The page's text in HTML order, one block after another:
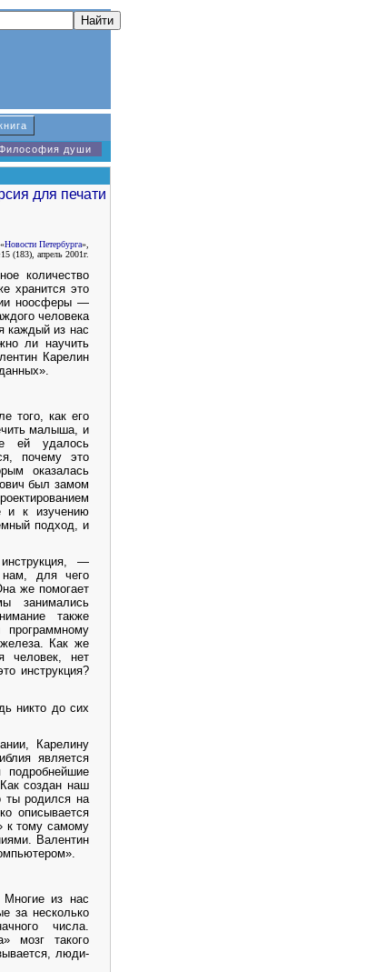
души
Новости Петербурга»,
(183), апрель 2001г.
количество
хранится это
ноосферы —
человека
каждый из нас
ли научить
Карелин
того, как его
малыша, и
ей удалось
почему это
оказалась
был замом
и к изучению
подход, и
—
нам, для чего
же помогает
занимались
также
Как же
человек, нет
инструкция?
никто до сих
Карелину
является
подробнейшие
создан наш
ты родился на
описывается
к тому самому
Валентин
Многие из нас
за несколько
числа.
мозг такого
люди-